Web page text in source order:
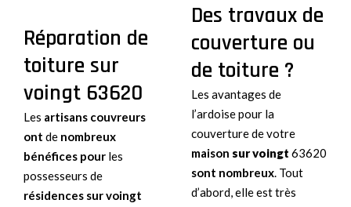
Réparation de
toiture sur
voingt 63620
Les artisans couvreurs
ont de nombreux
bénéfices pour les
possesseurs de
résidences sur voingt
Des travaux de
couverture ou
de toiture ?
Les avantages de
l’ardoise pour la
couverture de votre
maison sur voingt 63620
sont nombreux. Tout
d’abord, elle est très